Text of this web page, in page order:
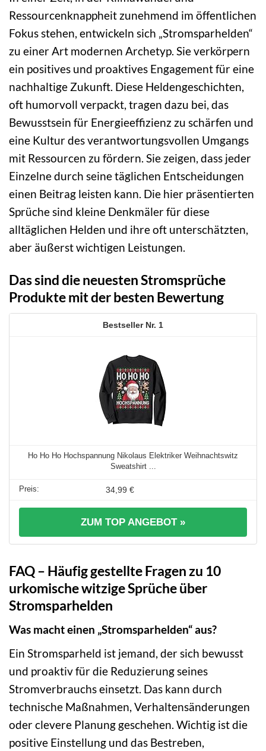
Ressourcenknappheit zunehmend im öffentlichen
Fokus stehen, entwickeln sich „Stromsparhelden“
zu einer Art modernen Archetyp. Sie verkörpern
ein positives und proaktives Engagement für eine
nachhaltige Zukunft. Diese Heldengeschichten,
oft humorvoll verpackt, tragen dazu bei, das
Bewusstsein für Energieeffizienz zu schärfen und
eine Kultur des verantwortungsvollen Umgangs
mit Ressourcen zu fördern. Sie zeigen, dass jeder
Einzelne durch seine täglichen Entscheidungen
einen Beitrag leisten kann. Die hier präsentierten
Sprüche sind kleine Denkmäler für diese
alltäglichen Helden und ihre oft unterschätzten,
aber äußerst wichtigen Leistungen.
Das sind die neuesten Stromsprüche
Produkte mit der besten Bewertung
1
Ho Ho Ho Hochspannung Nikolaus Elektriker Weihnachtswitz
Sweatshirt ...
34,99 €
ZUM TOP ANGEBOT »
FAQ – Häufig gestellte Fragen zu 10
urkomische witzige Sprüche über
Stromsparhelden
Was macht einen „Stromsparhelden“ aus?
Ein Stromsparheld ist jemand, der sich bewusst
und proaktiv für die Reduzierung seines
Stromverbrauchs einsetzt. Das kann durch
technische Maßnahmen, Verhaltensänderungen
oder clevere Planung geschehen. Wichtig ist die
positive Einstellung und das Bestreben,